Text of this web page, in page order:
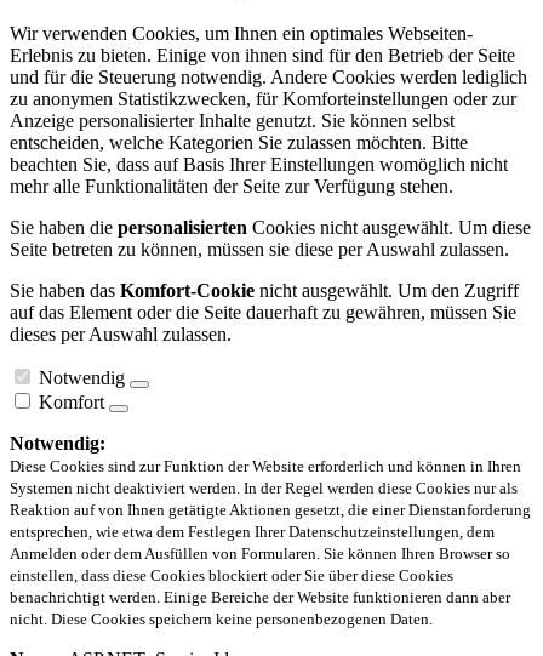
Wir verwenden Cookies, um Ihnen ein optimales Webseiten-
Erlebnis zu bieten. Einige von ihnen sind für den Betrieb der Seite
und für die Steuerung notwendig. Andere Cookies werden lediglich
zu anonymen Statistikzwecken, für Komforteinstellungen oder zur
Anzeige personalisierter Inhalte genutzt. Sie können selbst
entscheiden, welche Kategorien Sie zulassen möchten. Bitte
beachten Sie, dass auf Basis Ihrer Einstellungen womöglich nicht
mehr alle Funktionalitäten der Seite zur Verfügung stehen.
Sie haben die personalisierten Cookies nicht ausgewählt. Um diese
Seite betreten zu können, müssen sie diese per Auswahl zulassen.
Sie haben das Komfort-Cookie nicht ausgewählt. Um den Zugriff
auf das Element oder die Seite dauerhaft zu gewähren, müssen Sie
dieses per Auswahl zulassen.
Notwendig
Komfort
Notwendig:
Diese Cookies sind zur Funktion der Website erforderlich und können in Ihren
Systemen nicht deaktiviert werden. In der Regel werden diese Cookies nur als
Reaktion auf von Ihnen getätigte Aktionen gesetzt, die einer Dienstanforderung
entsprechen, wie etwa dem Festlegen Ihrer Datenschutzeinstellungen, dem
Anmelden oder dem Ausfüllen von Formularen. Sie können Ihren Browser so
einstellen, dass diese Cookies blockiert oder Sie über diese Cookies
benachrichtigt werden. Einige Bereiche der Website funktionieren dann aber
nicht. Diese Cookies speichern keine personenbezogenen Daten.